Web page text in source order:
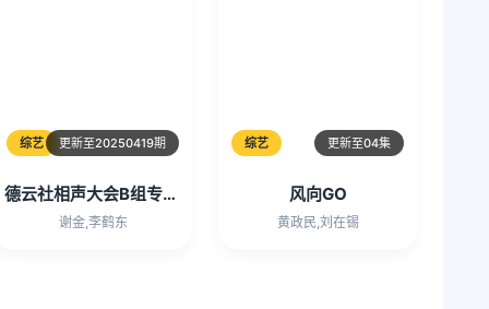
综艺 更新至20250419期
德云社相声大会B组专场演出常熟站2025
谢金,李鹤东
综艺 更新至04集
风向GO
黄政民,刘在锡